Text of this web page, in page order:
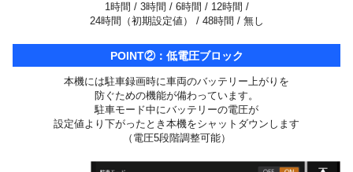
1時間 / 3時間 / 6時間 / 12時間 /
24時間（初期設定値） / 48時間 / 無し
POINT②：低電圧ブロック
本機には駐車録画時に車両のバッテリー上がりを
防ぐための機能が備わっています。
駐車モード中にバッテリーの電圧が
設定値より下がったとき 本機をシャットダウンします
（電圧5段階調整可能）